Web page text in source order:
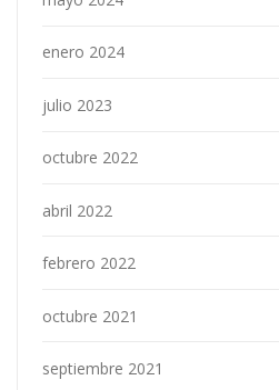
enero 2024
julio 2023
octubre 2022
abril 2022
febrero 2022
octubre 2021
septiembre 2021